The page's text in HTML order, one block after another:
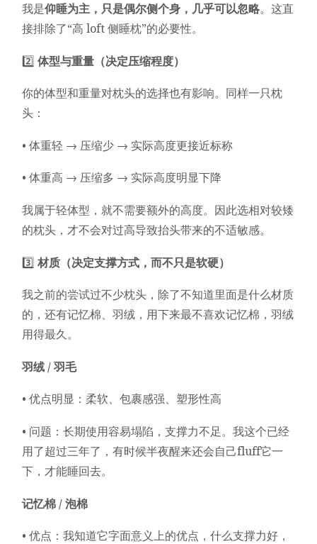
我是仰睡为主，只是偶尔侧个身，几乎可以忽略。这直
接排除了“高 loft 侧睡枕”的必要性。
2️⃣ 体型与重量（决定压缩程度）
你的体型和重量对枕头的选择也有影响。同样一只枕
头：
• 体重轻 → 压缩少 → 实际高度更接近标称
• 体重高 → 压缩多 → 实际高度明显下降
我属于轻体型，就不需要额外的高度。因此选相对较矮
的枕头，才不会对过高导致抬头带来的不适敏感。
3️⃣ 材质（决定支撑方式，而不只是软硬）
我之前的尝试过不少枕头，除了不知道里面是什么材质
的，还有记忆棉、羽绒，用下来最不喜欢记忆棉，羽绒
用得最久。
羽绒 / 羽毛
• 优点明显：柔软、包裹感强、塑形性高
• 问题：长期使用容易塌陷，支撑力不足。我这个已经
用了超过三年了，有时候半夜醒来还会自己fluff它一
下，才能睡回去。
记忆棉 / 泡棉
• 优点：我知道它字面意义上的优点，什么支撑力好，